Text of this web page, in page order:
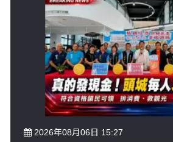
2026年08月06日 15:27